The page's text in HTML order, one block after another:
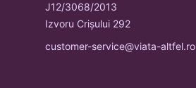
J12/3068/2013
Izvoru Crișului 292
customer-service@viata-altfel.ro